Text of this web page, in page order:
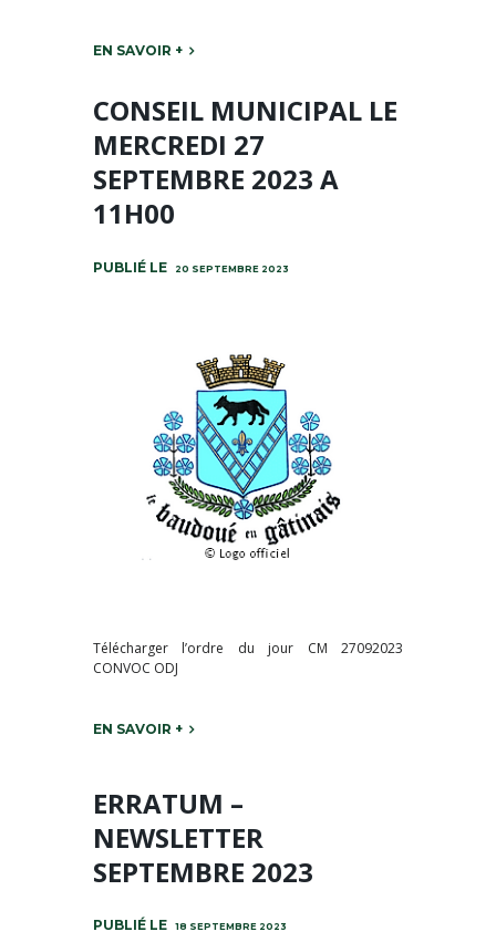
EN SAVOIR +
CONSEIL MUNICIPAL LE
MERCREDI 27
SEPTEMBRE 2023 A
11H00
20 SEPTEMBRE 2023
Télécharger l’ordre du jour CM 27092023
CONVOC ODJ
EN SAVOIR +
ERRATUM –
NEWSLETTER
SEPTEMBRE 2023
18 SEPTEMBRE 2023